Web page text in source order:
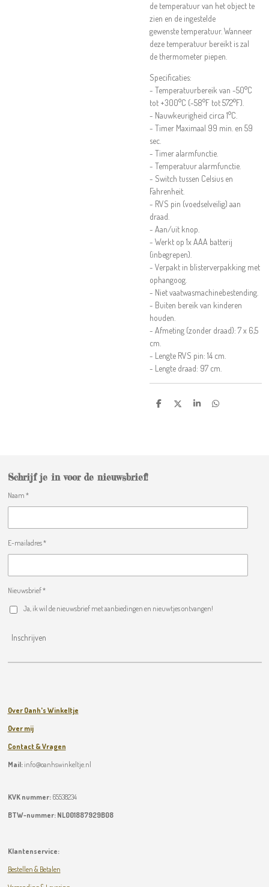
de temperatuur van het object te
zien en de ingestelde
gewenste temperatuur. Wanneer
deze temperatuur bereikt is zal
de thermometer piepen.
Specificaties:
- Temperatuurbereik van -50°C
tot +300°C (-58°F tot 572°F).
- Nauwkeurigheid circa 1°C.
- Timer Maximaal 99 min. en 59
sec.
- Timer alarmfunctie.
- Temperatuur alarmfunctie.
- Switch tussen Celsius en
Fahrenheit.
- RVS pin (voedselveilig) aan
draad.
- Aan/uit knop.
- Werkt op 1x AAA batterij
(inbegrepen).
- Verpakt in blisterverpakking met
ophangoog.
- Niet vaatwasmachinebestending.
- Buiten bereik van kinderen
houden.
- Afmeting (zonder draad): 7 x 6,5
cm.
- Lengte RVS pin: 14 cm.
- Lengte draad: 97 cm.
D
D
S
D
Schrijf je in voor de nieuwsbrief!
Naam *
E-mailadres *
Nieuwsbrief *
Ja, ik wil de nieuwsbrief met aanbiedingen en nieuwtjes ontvangen!
Inschrijven
Over Oanh's Winkeltje
Over mij
Contact & Vragen
Mail:info@oanhswinkeltje.nl
KVK nummer: 65538234
BTW-nummer: NL001887929B08
Klantenservice:
Bestellen & Betalen